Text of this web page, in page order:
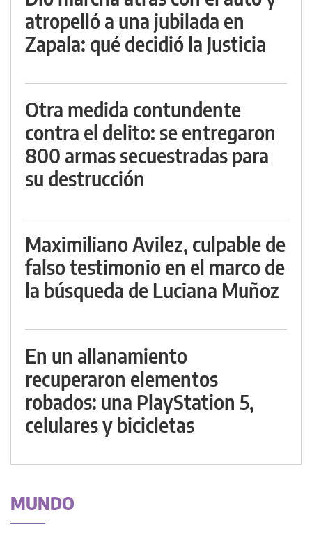
atropelló a una jubilada en
Zapala: qué decidió la Justicia
Otra medida contundente
contra el delito: se entregaron
800 armas secuestradas para
su destrucción
Maximiliano Avilez, culpable de
falso testimonio en el marco de
la búsqueda de Luciana Muñoz
En un allanamiento
recuperaron elementos
robados: una PlayStation 5,
celulares y bicicletas
MUNDO